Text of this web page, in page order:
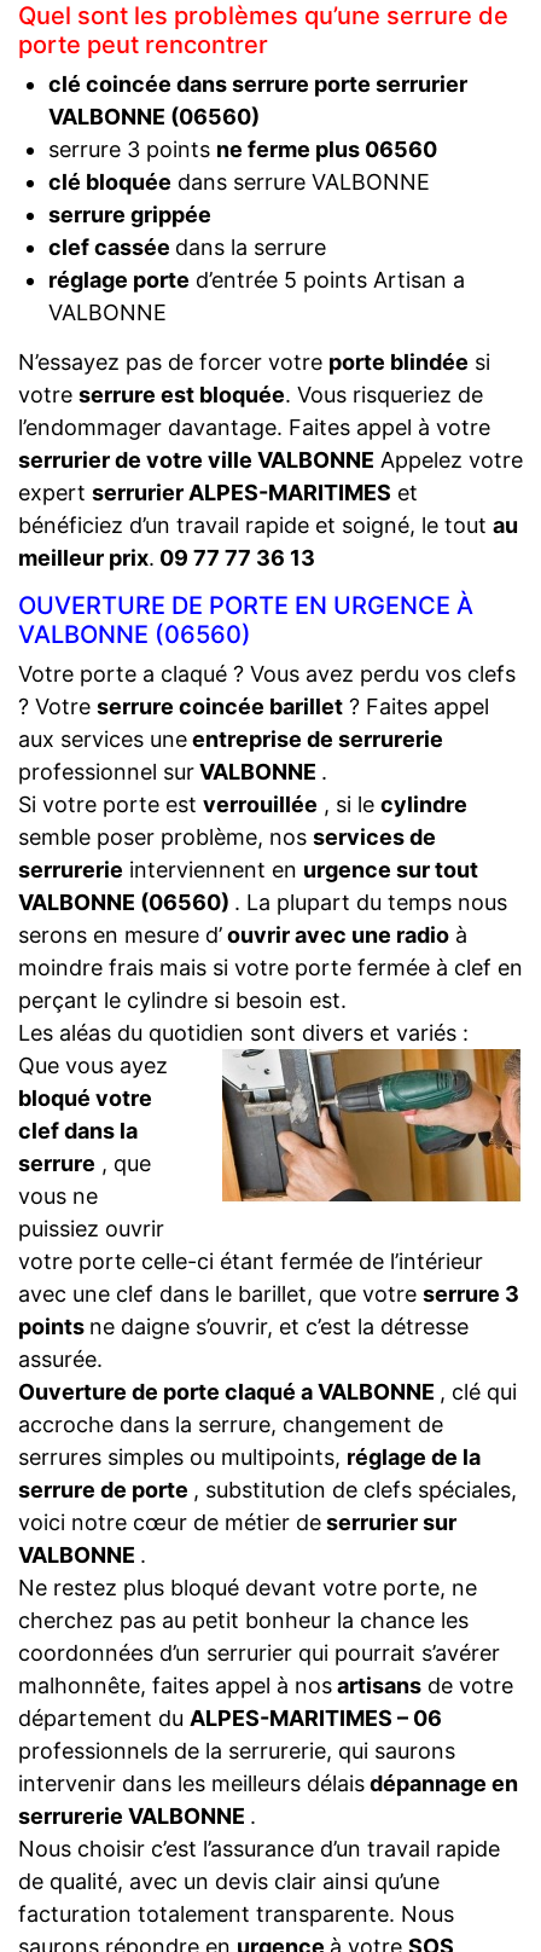
Quel sont les problèmes qu’une serrure de
porte peut rencontrer
clé coincée dans serrure porte serrurier
VALBONNE (06560)
serrure 3 points ne ferme plus 06560
clé bloquée dans serrure VALBONNE
serrure grippée
clef cassée dans la serrure
réglage porte d’entrée 5 points Artisan a
VALBONNE
N’essayez pas de forcer votre porte blindée si
votre serrure est bloquée. Vous risqueriez de
l’endommager davantage. Faites appel à votre
serrurier de votre ville VALBONNE Appelez votre
expert serrurier ALPES-MARITIMES et
bénéficiez d’un travail rapide et soigné, le tout au
meilleur prix. 09 77 77 36 13
OUVERTURE DE PORTE EN URGENCE À
VALBONNE (06560)
Votre porte a claqué ? Vous avez perdu vos clefs
? Votre serrure coincée barillet ? Faites appel
aux services uneentreprise de serrurerie
professionnel surVALBONNE .
Si votre porte est verrouillée , si le cylindre
semble poser problème, nos services de
serrurerie interviennent en urgence sur tout
VALBONNE (06560) . La plupart du temps nous
serons en mesure d’ouvrir avec une radio à
moindre frais mais si votre porte fermée à clef en
perçant le cylindre si besoin est.
Les aléas du quotidien sont divers et variés :
Que vous ayez
bloqué votre
clef dans la
serrure , que
vous ne
puissiez ouvrir
votre porte celle-ci étant fermée de l’intérieur
avec une clef dans le barillet, que votre serrure 3
points ne daigne s’ouvrir, et c’est la détresse
assurée.
Ouverture de porte claqué a VALBONNE , clé qui
accroche dans la serrure, changement de
serrures simples ou multipoints, réglage de la
serrure de porte , substitution de clefs spéciales,
voici notre cœur de métier deserrurier sur
VALBONNE .
Ne restez plus bloqué devant votre porte, ne
cherchez pas au petit bonheur la chance les
coordonnées d’un serrurier qui pourrait s’avérer
malhonnête, faites appel à nosartisans de votre
département du ALPES-MARITIMES – 06
professionnels de la serrurerie, qui saurons
intervenir dans les meilleurs délaisdépannage en
serrurerie VALBONNE .
Nous choisir c’est l’assurance d’un travail rapide
de qualité, avec un devis clair ainsi qu’une
facturation totalement transparente. Nous
saurons répondre en urgence à votre SOS